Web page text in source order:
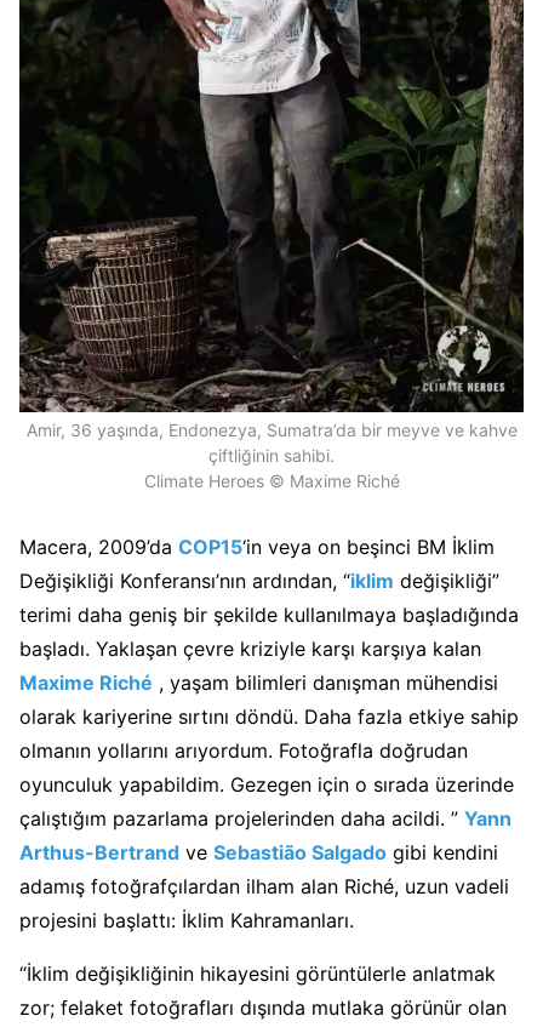
Amir, 36 yaşında, Endonezya, Sumatra’da bir meyve ve kahve
çiftliğinin sahibi.
Climate Heroes © Maxime Riché
Macera, 2009’da COP15‘in veya on beşinci BM İklim
Değişikliği Konferansı’nın ardından, “iklim değişikliği”
terimi daha geniş bir şekilde kullanılmaya başladığında
başladı. Yaklaşan çevre kriziyle karşı karşıya kalan
Maxime Riché , yaşam bilimleri danışman mühendisi
olarak kariyerine sırtını döndü. Daha fazla etkiye sahip
olmanın yollarını arıyordum. Fotoğrafla doğrudan
oyunculuk yapabildim. Gezegen için o sırada üzerinde
çalıştığım pazarlama projelerinden daha acildi. ” Yann
Arthus-Bertrand ve Sebastião Salgado gibi kendini
adamış fotoğrafçılardan ilham alan Riché, uzun vadeli
projesini başlattı: İklim Kahramanları.
“İklim değişikliğinin hikayesini görüntülerle anlatmak
zor; felaket fotoğrafları dışında mutlaka görünür olan